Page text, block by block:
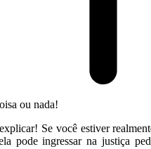
ou nada!
Se você estiver
pode ingressar na justiça